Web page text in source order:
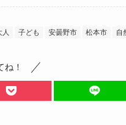
人 子ども 安曇野市 松本市 自
ね！